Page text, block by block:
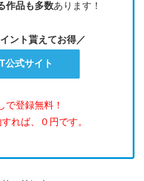
作品も多数あります！
ント貰えてお得／
公式サイト
で登録無料！
れば、０円です。